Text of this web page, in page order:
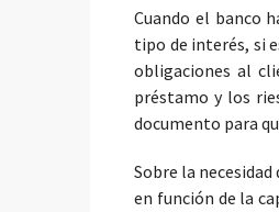
Cuando el banco
tipo de interés, si
obligaciones al
préstamo y los
documento para
Sobre la
en función de la